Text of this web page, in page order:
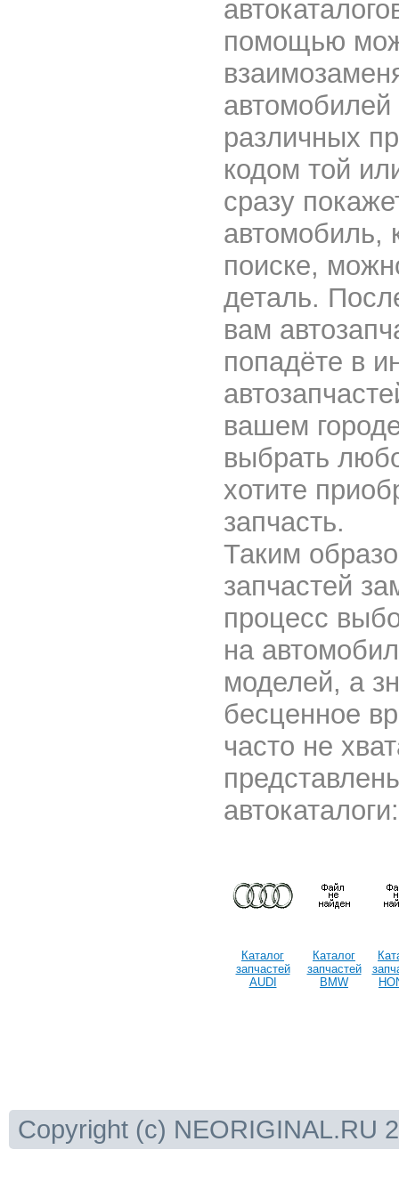
помощью
различных
кодом той
сразу
автомобиль,
поиске,
деталь.
вам
попадёте в
вашем
выбрать
хотите
запчасть.
Таким
запчастей
процесс
на
моделей, а
бесценное
часто не
автокаталоги:
Каталог
запчастей
AUDI
Каталог
запчастей
BMW
Copyright (c) NEORIGINAL.RU